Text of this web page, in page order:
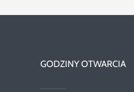
GODZINY OTWARCIA